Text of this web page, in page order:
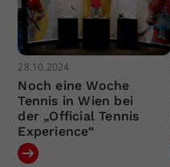
28.10.2024
Noch eine Woche
Tennis in Wien bei
der „Official Tennis
Experience“